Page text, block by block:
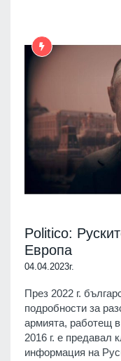
Politico:
Европа
04.04.2023г.
През 2022 г.
подробности за
армията, работещ в
2016 г. е предавал
информация на